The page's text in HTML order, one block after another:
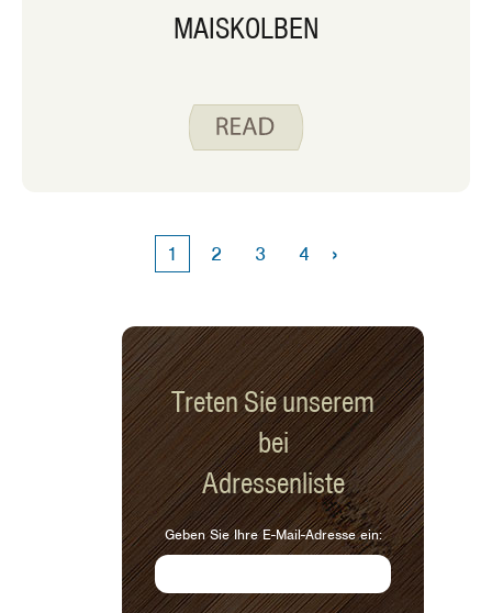
MAISKOLBEN
1 2 3 4 ›
Treten Sie unserem
bei
Adressenliste
Geben Sie Ihre E-Mail-Adresse ein: